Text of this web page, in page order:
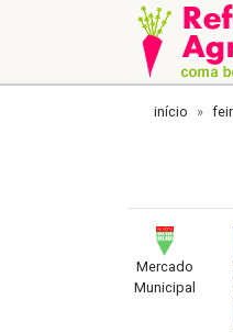
início
Mercado
Municipal